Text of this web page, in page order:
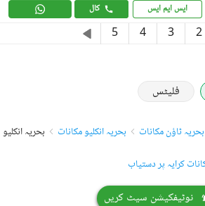
ایس ایم ایس کال
2
3
4
5
فلیٹس
بحریہ ٹاؤن مکانات بحریہ انکلیو مکانات
بحریہ انکلیو
نوٹیفکیشن سیٹ کریں